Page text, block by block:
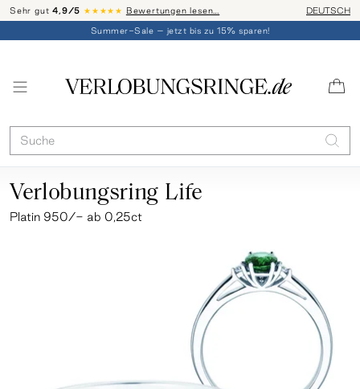
Sehr gut4,9/5 ★★★★★ Bewertungen lesen… Telefon-
DEUTSCH
Summer-Sale – jetzt bis zu 15% sparen!
Verlobungsring Life
Platin 950/- ab 0,25ct